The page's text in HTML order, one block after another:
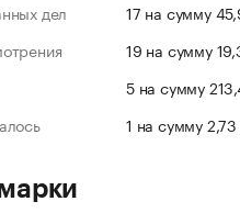
дел
17 на сумму
19 на сумму
5 на сумму
1 на сумму